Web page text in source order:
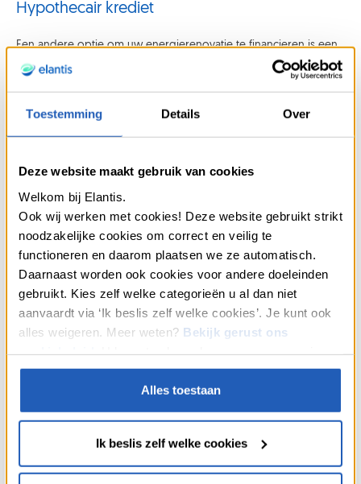
Toestemming Details Over
Deze website maakt gebruik van cookies
Welkom bij Elantis.
Ook wij werken met cookies! Deze website gebruikt strikt
noodzakelijke cookies om correct en veilig te
functioneren en daarom plaatsen we ze automatisch.
Daarnaast worden ook cookies voor andere doeleinden
gebruikt. Kies zelf welke categorieën u al dan niet
aanvaardt via ‘Ik beslis zelf welke cookies’. Je kunt ook
alles weigeren. Meer weten? Bekijk gerust ons
“Cookies” onderaan onze webpagina’s.
Alles toestaan
Ik beslis zelf welke cookies
Hypothecair krediet
Een andere optie om uw energierenovatie te financieren is een
hypothecair krediet
. Dit is een prima oplossing voor de
financiering van de werkzaamheden.
Bij Elantis kunt uzelf het bedragdat u leent (minimaal € 12.500)
Er is heel wat financiële steun beschikbaar voor een
energierenovatie. Door het juiste type financiering te kiezen,
kunt u uw huis omtoveren tot een energiezuinigere en
aangenamere omgeving en ook nog eens besparen op uw
energierekeningen.
Onze expertsenons netwerk van kredietmakelaars helpen u
graag om het krediet te vinden dat het beste past bij uw situatie.